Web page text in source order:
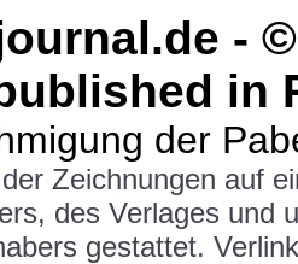
-
in
der
Zeichnungen auf
des Verlages und
gestattet.